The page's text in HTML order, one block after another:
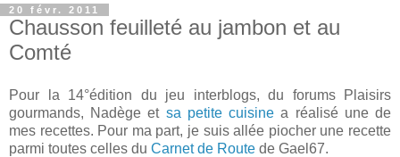
20 févr. 2011
Chausson feuilleté au jambon et au
Comté
Pour la 14°édition du jeu interblogs, du forums Plaisirs
gourmands, Nadège et sa petite cuisine a réalisé une de
mes recettes. Pour ma part, je suis allée piocher une recette
parmi toutes celles du Carnet de Route de Gael67.